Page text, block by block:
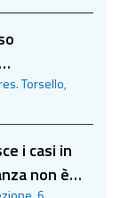
Torsello,
i casi in
non è